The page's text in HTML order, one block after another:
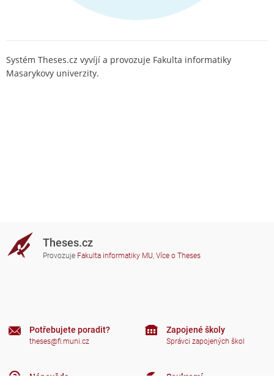
Systém Theses.cz vyvíjí a provozuje Fakulta informatiky
Masarykovy univerzity.
Theses.cz
Provozuje Fakulta informatiky MU, Více o Theses
Potřebujete poradit?
theses@fi.muni.cz
Nápověda
Zapojené školy
Správci zapojených škol
Soukromí